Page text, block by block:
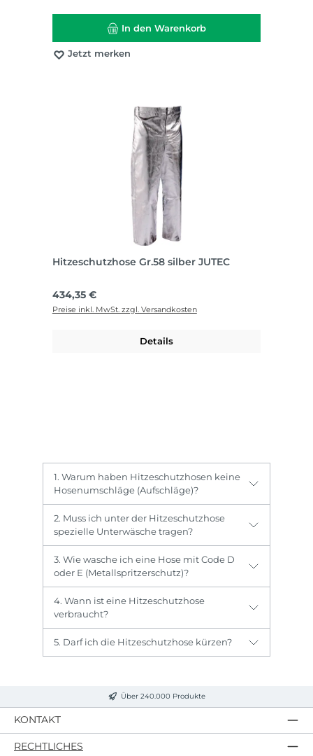
In den Warenkorb
Jetzt merken
Hitzeschutzhose Gr.58 silber JUTEC
Regulärer Preis:
434,35 €
Preise inkl. MwSt. zzgl. Versandkosten
Details
1. Warum haben Hitzeschutzhosen keine
Hosenumschläge (Aufschläge)?
2. Muss ich unter der Hitzeschutzhose
spezielle Unterwäsche tragen?
3. Wie wasche ich eine Hose mit Code D
oder E (Metallspritzerschutz)?
4. Wann ist eine Hitzeschutzhose
verbraucht?
5. Darf ich die Hitzeschutzhose kürzen?
Über 240.000 Produkte
KONTAKT
RECHTLICHES